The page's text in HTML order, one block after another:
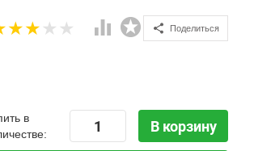
Поделиться
в
В корзину